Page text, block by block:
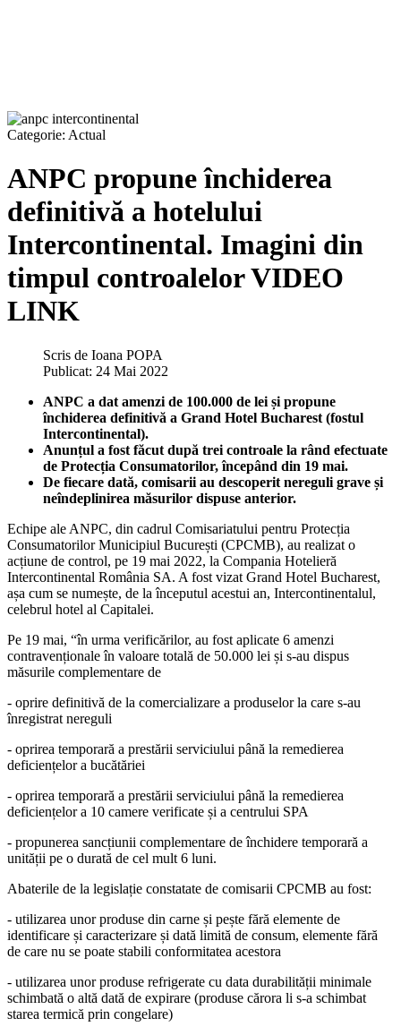
Categorie: Actual
ANPC propune închiderea
definitivă a hotelului
Intercontinental. Imagini din
timpul controalelor VIDEO
LINK
Scris de Ioana POPA
Publicat: 24 Mai 2022
ANPC a dat amenzi de 100.000 de lei și propune
închiderea definitivă a Grand Hotel Bucharest (fostul
Intercontinental).
Anunțul a fost făcut după trei controale la rând efectuate
de Protecția Consumatorilor, începând din 19 mai.
De fiecare dată, comisarii au descoperit nereguli grave și
neîndeplinirea măsurilor dispuse anterior.
Echipe ale ANPC, din cadrul Comisariatului pentru Protecția
Consumatorilor Municipiul București (CPCMB), au realizat o
acțiune de control, pe 19 mai 2022, la Compania Hotelieră
Intercontinental România SA. A fost vizat Grand Hotel Bucharest,
așa cum se numește, de la începutul acestui an, Intercontinentalul,
celebrul hotel al Capitalei.
Pe 19 mai, “în urma verificărilor, au fost aplicate 6 amenzi
contravenționale în valoare totală de 50.000 lei și s-au dispus
măsurile complementare de
- oprire definitivă de la comercializare a produselor la care s-au
înregistrat nereguli
- oprirea temporară a prestării serviciului până la remedierea
deficiențelor a bucătăriei
- oprirea temporară a prestării serviciului până la remedierea
deficiențelor a 10 camere verificate și a centrului SPA
- propunerea sancțiunii complementare de închidere temporară a
unității pe o durată de cel mult 6 luni.
Abaterile de la legislație constatate de comisarii CPCMB au fost:
- utilizarea unor produse din carne și pește fără elemente de
identificare și caracterizare și dată limită de consum, elemente fără
de care nu se poate stabili conformitatea acestora
- utilizarea unor produse refrigerate cu data durabilității minimale
schimbată o altă dată de expirare (produse cărora li s-a schimbat
starea termică prin congelare)